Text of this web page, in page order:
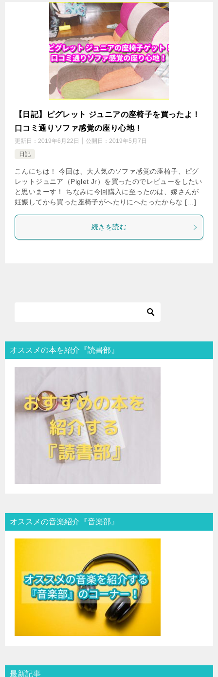
【日記】ピグレット ジュニアの座椅子を買ったよ！
口コミ通りソファ感覚の座り心地！
更新日： 2019年6月22日 公開日： 2019年5月7日
日記
こんにちは！ 今回は、大人気のソファ感覚の座椅子、ピグ
レットジュニア（Piglet Jr）を買ったのでレビューをしたい
と思いまーす！ ちなみに今回購入に至ったのは、嫁さんが
妊娠してから買った座椅子がへたりにへたったからな […]
続きを読む
オススメの本を紹介『読書部』
オススメの音楽紹介『音楽部』
最新記事